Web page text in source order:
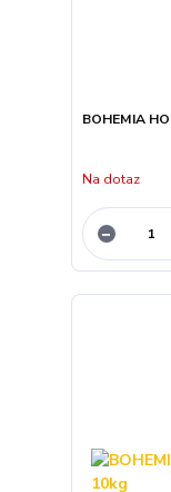
BOHEMIA
Na dotaz